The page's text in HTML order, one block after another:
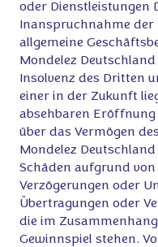
oder Dienstleistungen
Inanspruchnahme
allgemeine
Mondelez
Insolvenz des Dritten
einer in der Zukunft
absehbaren
über das Vermögen
Mondelez
Schäden aufgrund
Verzögerungen oder
Übertragungen oder
die im
Gewinnspiel stehen.